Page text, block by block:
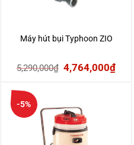
Máy hút bụi Typhoon ZIO
5,290,000₫ Giá
gốc
5,290,000₫.
4,764,000₫Giá
-5%